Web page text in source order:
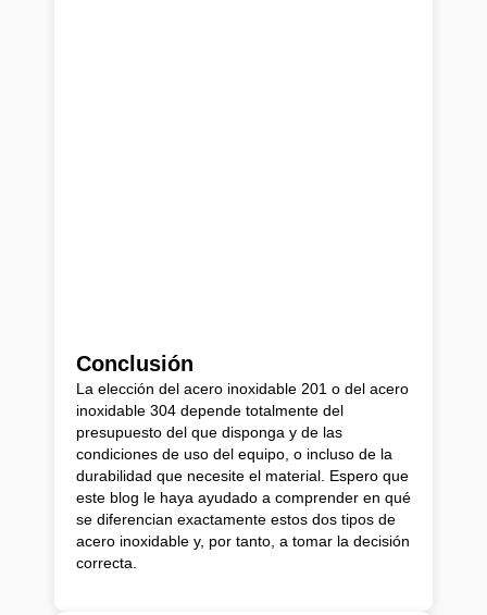
Conclusión
La elección del acero inoxidable 201 o del acero
inoxidable 304 depende totalmente del
presupuesto del que disponga y de las
condiciones de uso del equipo, o incluso de la
durabilidad que necesite el material. Espero que
este blog le haya ayudado a comprender en qué
se diferencian exactamente estos dos tipos de
acero inoxidable y, por tanto, a tomar la decisión
correcta.